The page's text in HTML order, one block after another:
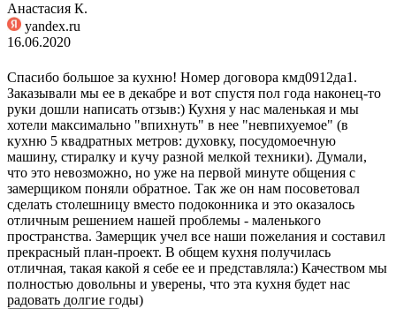
Анастасия К.
yandex.ru
16.06.2020
Спасибо большое за кухню! Номер договора кмд0912да1.
Заказывали мы ее в декабре и вот спустя пол года наконец-то
руки дошли написать отзыв:) Кухня у нас маленькая и мы
хотели максимально "впихнуть" в нее "невпихуемое" (в
кухню 5 квадратных метров: духовку, посудомоечную
машину, стиралку и кучу разной мелкой техники). Думали,
что это невозможно, но уже на первой минуте общения с
замерщиком поняли обратное. Так же он нам посоветовал
сделать столешницу вместо подоконника и это оказалось
отличным решением нашей проблемы - маленького
пространства. Замерщик учел все наши пожелания и составил
прекрасный план-проект. В общем кухня получилась
отличная, такая какой я себе ее и представляла:) Качеством мы
полностью довольны и уверены, что эта кухня будет нас
радовать долгие годы)